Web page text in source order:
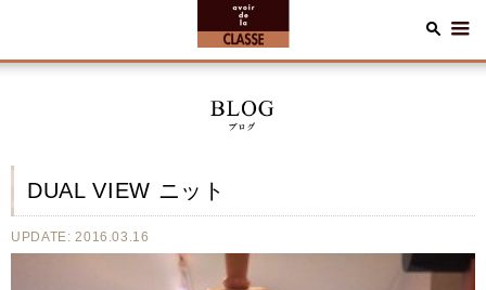
DUAL VIEW ニット
UPDATE: 2016.03.16